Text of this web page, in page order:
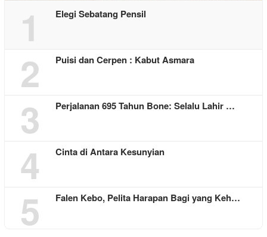
1 Elegi Sebatang Pensil
2 Puisi dan Cerpen : Kabut Asmara
3 Perjalanan 695 Tahun Bone: Selalu Lahir …
4 Cinta di Antara Kesunyian
5 Falen Kebo, Pelita Harapan Bagi yang Keh…